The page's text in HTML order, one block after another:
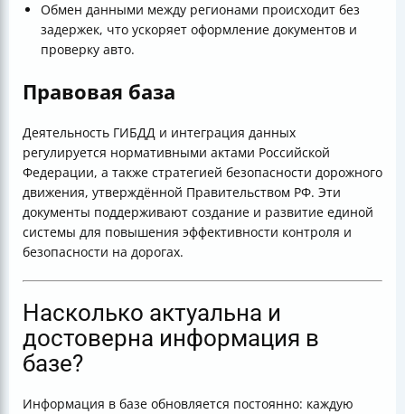
Обмен данными между регионами происходит без
задержек, что ускоряет оформление документов и
проверку авто.
Правовая база
Деятельность ГИБДД и интеграция данных
регулируется нормативными актами Российской
Федерации, а также стратегией безопасности дорожного
движения, утверждённой Правительством РФ. Эти
документы поддерживают создание и развитие единой
системы для повышения эффективности контроля и
безопасности на дорогах.
Насколько актуальна и
достоверна информация в
базе?
Информация в базе обновляется постоянно: каждую